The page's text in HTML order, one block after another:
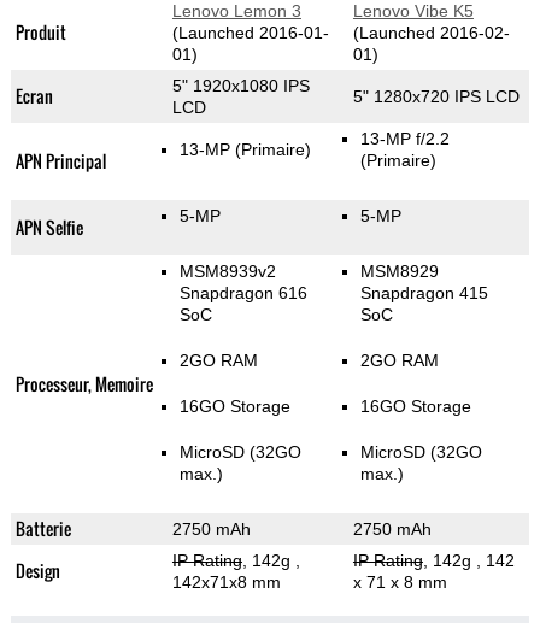
Produit
Lenovo Lemon 3
(Launched 2016-01-
01)
Lenovo Vibe K5
(Launched 2016-02-
01)
Ecran
5" 1920x1080 IPS
LCD
5" 1280x720 IPS LCD
APN Principal 13-MP (Primaire)
13-MP f/2.2
(Primaire)
APN Selfie 5-MP 5-MP
Processeur, Memoire
MSM8939v2
Snapdragon 616
SoC
2GO RAM
16GO Storage
MicroSD (32GO
max.)
MSM8929
Snapdragon 415
SoC
2GO RAM
16GO Storage
MicroSD (32GO
max.)
Batterie 2750 mAh 2750 mAh
Design IP Rating, 142g
142x71x8 mm
IP Rating, 142g
, 142
x 71 x 8 mm